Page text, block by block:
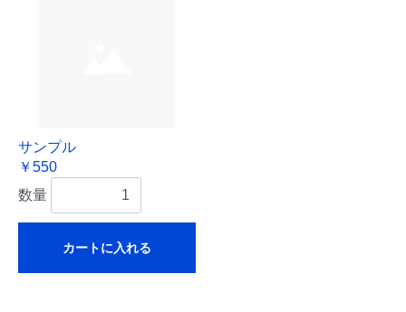
サンプル
￥550
数量
カートに入れる